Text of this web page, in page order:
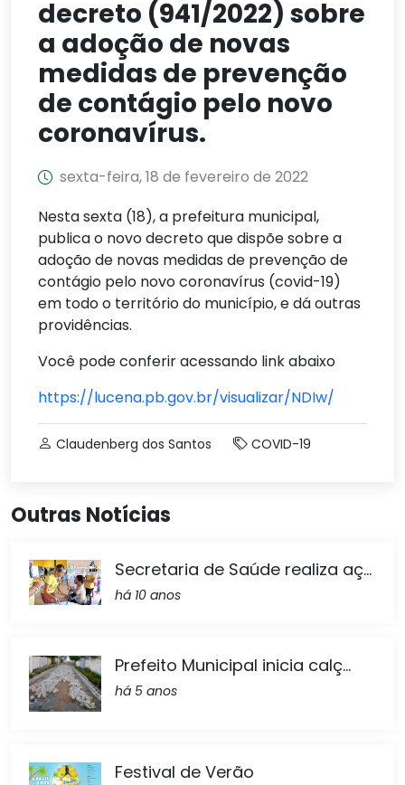
decreto (941/2022) sobre
a adoção de novas
medidas de prevenção
de contágio pelo novo
coronavírus.
sexta-feira, 18 de fevereiro de 2022
Nesta sexta (18), a prefeitura municipal,
publica o novo decreto que dispõe sobre a
adoção de novas medidas de prevenção de
contágio pelo novo coronavírus (covid-19)
em todo o território do município, e dá outras
providências.
Você pode conferir acessando link abaixo
https://lucena.pb.gov.br/visualizar/NDIw/
Claudenberg dos Santos COVID-19
Outras Notícias
Secretaria de Saúde realiza aç...
há 10 anos
Prefeito Municipal inicia calç...
há 5 anos
Festival de Verão